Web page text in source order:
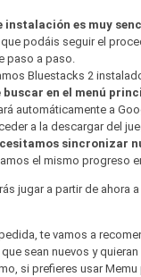
instalación es muy
podáis seguir el
paso a paso.
Bluestacks 2
buscar en el menú
automáticamente a
a la descargar del
sincronizar
el mismo progreso
jugar a partir de ahora a
te vamos a
sean nuevos y quieran
si prefieres usar